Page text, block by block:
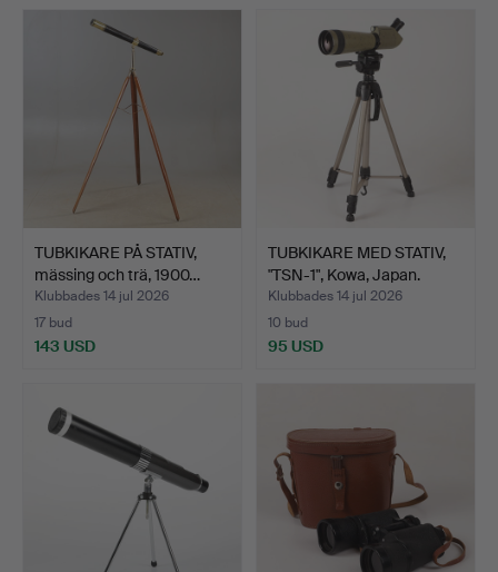
TUBKIKARE PÅ STATIV,
mässing och trä, 1900…
Klubbades 14 jul 2026
17 bud
143 USD
TUBKIKARE MED STATIV,
"TSN-1", Kowa, Japan.
Klubbades 14 jul 2026
10 bud
95 USD